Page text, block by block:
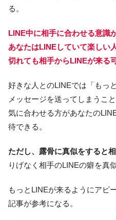
る。
LINE中に相手に合わせる意識
あなたはLINEしていて楽しい
切れても相手からLINEが来る
好きな人とのLINEでは「もっ
メッセージを送ってしまうこ
気に合わせる方があなたの
待できる。
ただし、露骨に真似をすると
りげなく相手のLINEの癖を真
もっとLINEが来るようにアピ
記事が参考になる。